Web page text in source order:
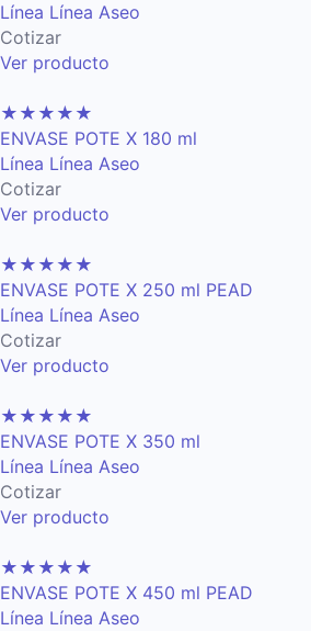
Línea Línea Aseo
Cotizar
Ver producto
★ ★ ★ ★ ★
ENVASE POTE X 180 ml
Línea Línea Aseo
Cotizar
Ver producto
★ ★ ★ ★ ★
ENVASE POTE X 250 ml PEAD
Línea Línea Aseo
Cotizar
Ver producto
★ ★ ★ ★ ★
ENVASE POTE X 350 ml
Línea Línea Aseo
Cotizar
Ver producto
★ ★ ★ ★ ★
ENVASE POTE X 450 ml PEAD
Línea Línea Aseo